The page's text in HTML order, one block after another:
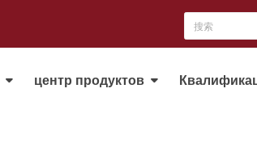
центр продуктов